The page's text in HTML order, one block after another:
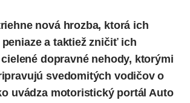
nová hrozba, ktorá ich
a taktiež zničiť ich
dopravné nehody, ktorými
svedomitých vodičov o
uvádzamotoristický portál Auto